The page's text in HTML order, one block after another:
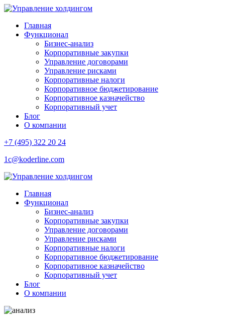
Главная
Функционал
Бизнес-анализ
Корпоративные закупки
Управление договорами
Управление рисками
Корпоративные налоги
Корпоративное бюджетирование
Корпоративное казначейство
Корпоративный учет
Блог
О компании
+7 (495) 322 20 24
1c@koderline.com
Главная
Функционал
Бизнес-анализ
Корпоративные закупки
Управление договорами
Управление рисками
Корпоративные налоги
Корпоративное бюджетирование
Корпоративное казначейство
Корпоративный учет
Блог
О компании